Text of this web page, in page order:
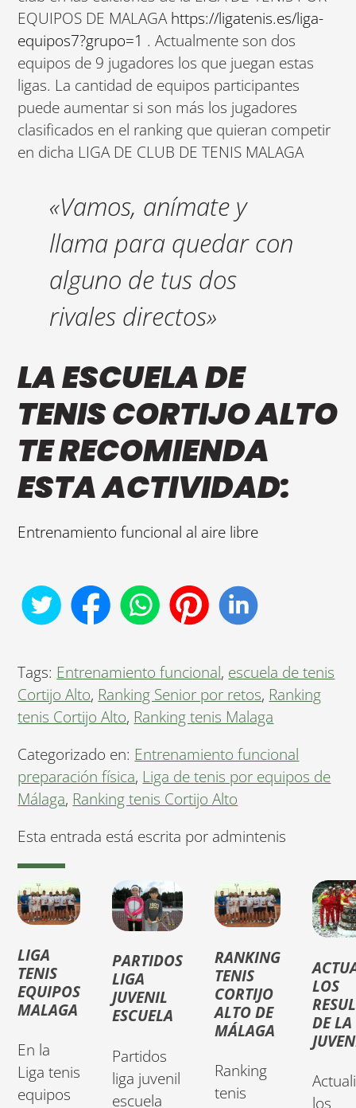
EQUIPOS DE MALAGAhttps://ligatenis.es/liga-
equipos7?grupo=1 . Actualmente son dos
equipos de 9 jugadores los que juegan estas
ligas. La cantidad de equipos participantes
puede aumentar si son más los jugadores
clasificados en el ranking que quieran competir
en dicha LIGA DE CLUB DE TENIS MALAGA
«Vamos, anímate y
llama para quedar con
alguno de tus dos
rivales directos»
LA ESCUELA DE
TENIS CORTIJO ALTO
TE RECOMIENDA
ESTA ACTIVIDAD:
Entrenamiento funcional al aire libre
Tags: Entrenamiento funcional, escuela de tenis
Cortijo Alto, Ranking Senior por retos, Ranking
tenis Cortijo Alto, Ranking tenis Malaga
Categorizado en: Entrenamiento funcional
preparación física, Liga de tenis por equipos de
Málaga, Ranking tenis Cortijo Alto
Esta entrada está escrita por admintenis
LIGA
TENIS
EQUIPOS
MALAGA
En la
Liga tenis
equipos
PARTIDOS
LIGA
JUVENIL
ESCUELA
Partidos
liga juvenil
escuela
RANKING
TENIS
CORTIJO
ALTO DE
MÁLAGA
Ranking
tenis
LOS
DE
los